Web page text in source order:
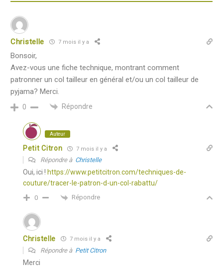
Christelle 7 mois il y a
Bonsoir,
Avez-vous une fiche technique, montrant comment
patronner un col tailleur en général et/ou un col tailleur de
pyjama? Merci.
0 Répondre
Auteur
Petit Citron 7 mois il y a
Répondre à Christelle
Oui, ici ! https://www.petitcitron.com/techniques-de-
couture/tracer-le-patron-d-un-col-rabattu/
0 Répondre
Christelle 7 mois il y a
Répondre à Petit Citron
Merci